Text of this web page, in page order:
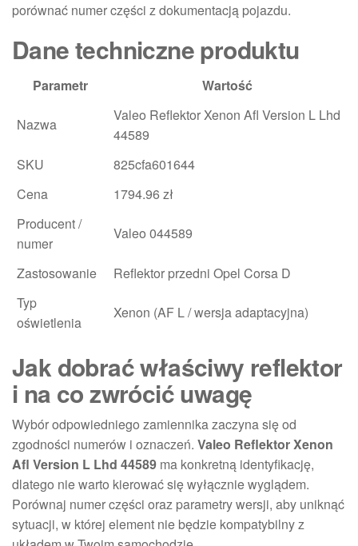
porównać numer części z dokumentacją pojazdu.
Dane techniczne produktu
Parametr Wartość
Nazwa
Valeo Reflektor Xenon Afl Version L Lhd
44589
SKU
825cfa601644
Cena
1794.96 zł
Producent /
numer
Valeo 044589
Zastosowanie
Reflektor przedni Opel Corsa D
Typ
oświetlenia
Xenon (AF L / wersja adaptacyjna)
Jak dobrać właściwy reflektor
i na co zwrócić uwagę
Wybór odpowiedniego zamiennika zaczyna się od
zgodności numerów i oznaczeń. Valeo Reflektor Xenon
Afl Version L Lhd 44589 ma konkretną identyfikację,
dlatego nie warto kierować się wyłącznie wyglądem.
Porównaj numer części oraz parametry wersji, aby uniknąć
sytuacji, w której element nie będzie kompatybilny z